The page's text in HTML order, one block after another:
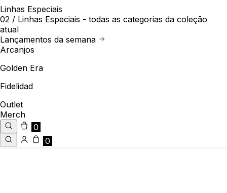
Linhas Especiais
02 / Linhas Especiais - todas as categorias da coleção
atual
Lançamentos da semana
Arcanjos
Golden Era
Fidelidad
Outlet
Merch
0
0